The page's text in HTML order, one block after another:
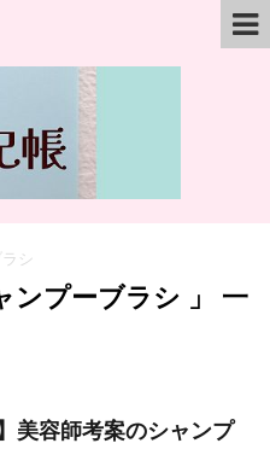
シ
ンプーブラシ 」 一
美容師考案のシャンプ